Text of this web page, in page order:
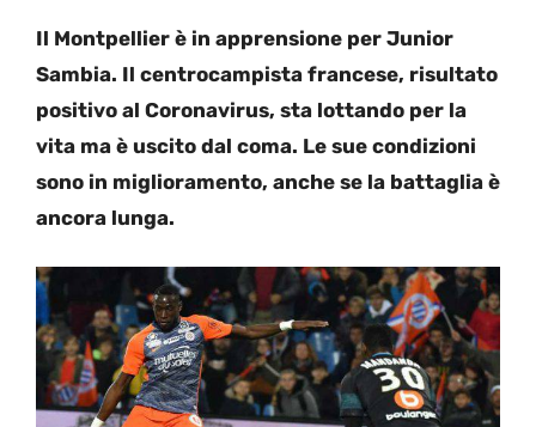
Il Montpellier è in apprensione per Junior
Sambia. Il centrocampista francese, risultato
positivo al Coronavirus, sta lottando per la
vita ma è uscito dal coma. Le sue condizioni
sono in miglioramento, anche se la battaglia è
ancora lunga.